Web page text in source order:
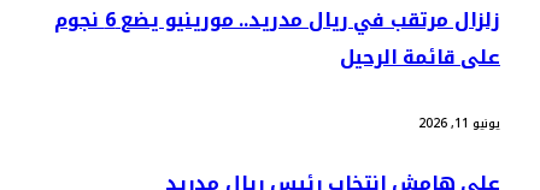
زلزال مرتقب في ريال مدريد.. مورينيو يضع 6 نجوم
على قائمة الرحيل
يونيو 11, 2026